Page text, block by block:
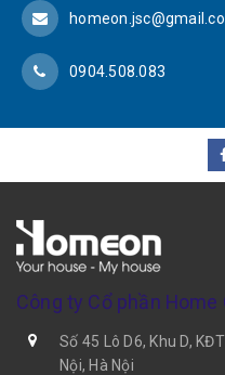
0904.508.083
Công ty Cổ phần Home
Số 45 Lô D6, Khu D,
Nội, Hà Nội